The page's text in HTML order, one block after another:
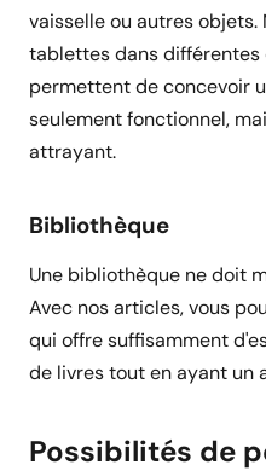
vaisselle ou autres
tablettes dans différentes
permettent de concevoir
seulement fonctionnel,
attrayant.
Bibliothèque
Une bibliothèque ne doit
Avec nos articles, vous
qui offre suffisamment
de livres tout en ayant un
Possibilités de